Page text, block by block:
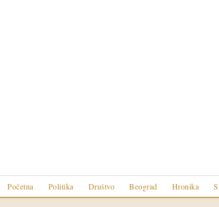
Početna Politika Društvo Beograd Hronika